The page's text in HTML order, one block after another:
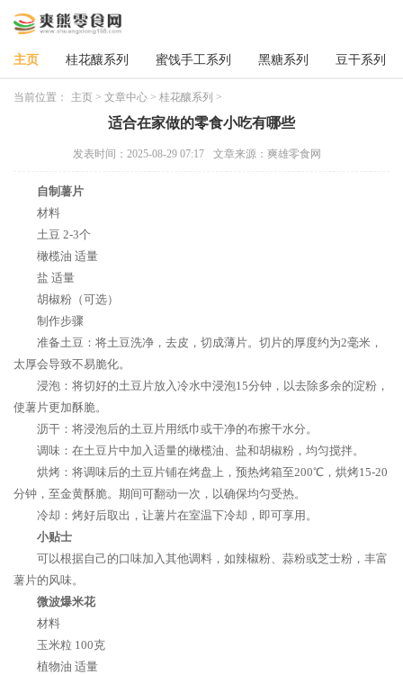
主页 桂花釀系列 蜜饯手工系列 黑糖系列 豆干系列
当前位置： 主页 > 文章中心 > 桂花釀系列 >
适合在家做的零食小吃有哪些
发表时间：2025-08-29 07:17 文章来源：爽雄零食网
自制薯片
材料
土豆 2-3个
橄榄油 适量
盐 适量
胡椒粉（可选）
制作步骤
准备土豆：将土豆洗净，去皮，切成薄片。切片的厚度约为2毫米，
太厚会导致不易脆化。
浸泡：将切好的土豆片放入冷水中浸泡15分钟，以去除多余的淀粉，
使薯片更加酥脆。
沥干：将浸泡后的土豆片用纸巾或干净的布擦干水分。
调味：在土豆片中加入适量的橄榄油、盐和胡椒粉，均匀搅拌。
烘烤：将调味后的土豆片铺在烤盘上，预热烤箱至200℃，烘烤15-20
分钟，至金黄酥脆。期间可翻动一次，以确保均匀受热。
冷却：烤好后取出，让薯片在室温下冷却，即可享用。
小贴士
可以根据自己的口味加入其他调料，如辣椒粉、蒜粉或芝士粉，丰富
薯片的风味。
微波爆米花
材料
玉米粒 100克
植物油 适量